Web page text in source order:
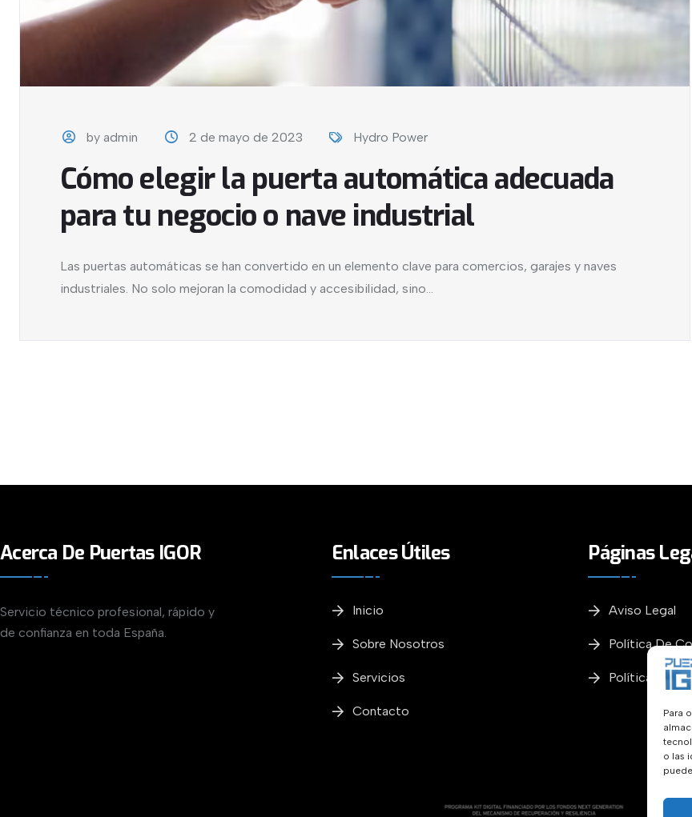
Para
o las
by admin 2 de mayo de 2023 Hydro Power
Cómo elegir la puerta automática adecuada
para tu negocio o nave industrial
Las puertas automáticas se han convertido en un elemento clave para comercios, garajes y naves
industriales. No solo mejoran la comodidad y accesibilidad, sino...
Acerca De Puertas IGOR
Servicio técnico profesional, rápido y
de confianza en toda España.
Enlaces Útiles
Inicio
Sobre Nosotros
Servicios
Contacto
Páginas
Aviso Legal
Política De
Política De